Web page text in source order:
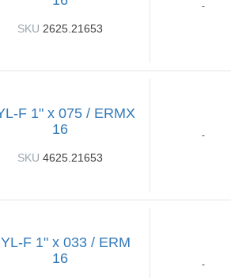
SKU 2625.21653
-
F 1" x 075 / ERMX
16
SKU4625.21653
-
F 1" x 033 / ERM
16
-